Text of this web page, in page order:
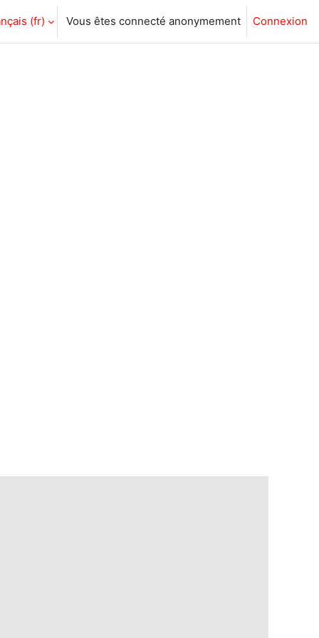
‎(fr)‎ Vous êtes connecté anonymement Connexion